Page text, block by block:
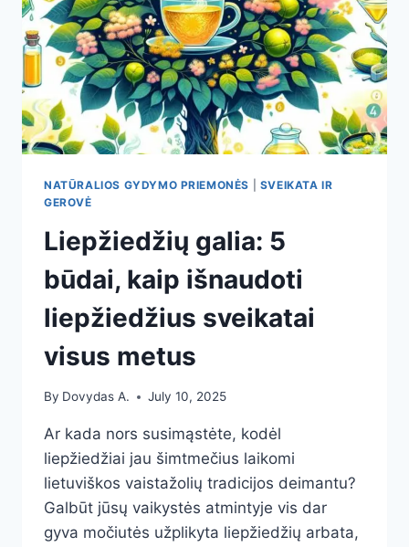
VERTA
IŠBANDYTI
ŠIANDIEN
NATŪRALIOS GYDYMO PRIEMONĖS
SVEIKATA IR
GEROVĖ
Liepžiedžių galia: 5
būdai, kaip išnaudoti
liepžiedžius sveikatai
visus metus
By Dovydas A. July 10, 2025
Ar kada nors susimąstėte, kodėl
liepžiedžiai jau šimtmečius laikomi
lietuviškos vaistažolių tradicijos deimantu?
Galbūt jūsų vaikystės atmintyje vis dar
gyva močiutės užplikyta liepžiedžių arbata,